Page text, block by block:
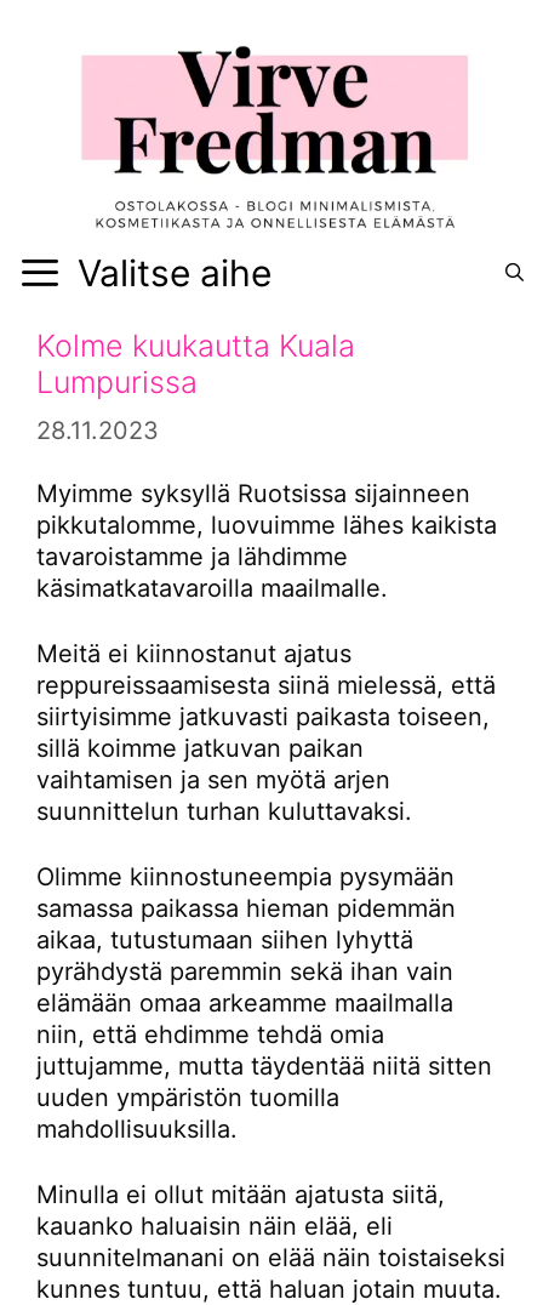
Valitse aihe
Kolme kuukautta Kuala
Lumpurissa
28.11.2023
Myimme syksyllä Ruotsissa sijainneen
pikkutalomme, luovuimme lähes kaikista
tavaroistamme ja lähdimme
käsimatkatavaroilla maailmalle.
Meitä ei kiinnostanut ajatus
reppureissaamisesta siinä mielessä, että
siirtyisimme jatkuvasti paikasta toiseen,
sillä koimme jatkuvan paikan
vaihtamisen ja sen myötä arjen
suunnittelun turhan kuluttavaksi.
Olimme kiinnostuneempia pysymään
samassa paikassa hieman pidemmän
aikaa, tutustumaan siihen lyhyttä
pyrähdystä paremmin sekä ihan vain
elämään omaa arkeamme maailmalla
niin, että ehdimme tehdä omia
juttujamme, mutta täydentää niitä sitten
uuden ympäristön tuomilla
mahdollisuuksilla.
Minulla ei ollut mitään ajatusta siitä,
kauanko haluaisin näin elää, eli
suunnitelmanani on elää näin toistaiseksi
kunnes tuntuu, että haluan jotain muuta.